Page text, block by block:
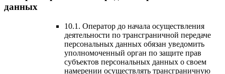
данных
10.1. Оператор до начала осуществления
деятельности по трансграничной передаче
персональных данных обязан уведомить
уполномоченный орган по защите прав
субъектов персональных данных о своем
намерении осуществлять трансграничную